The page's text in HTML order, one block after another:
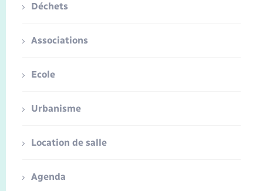
Déchets
Associations
Ecole
Urbanisme
Location de salle
Agenda